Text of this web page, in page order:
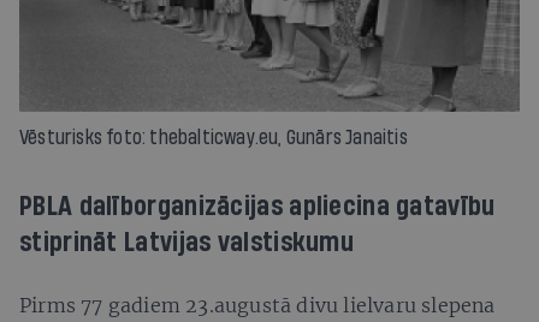
Vēsturisks foto: thebalticway.eu, Gunārs Janaitis
PBLA dalīborganizācijas apliecina gatavību
stiprināt Latvijas valstiskumu
Pirms 77 gadiem 23.augustā divu lielvaru slepena